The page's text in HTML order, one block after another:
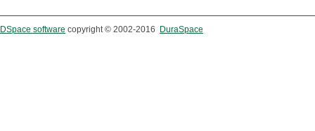
DSpace software copyright © 2002-2016 DuraSpace